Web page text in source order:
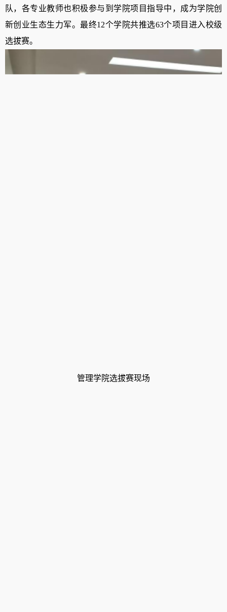
队，各专业教师也积极参与到学院项目指导中，成为学院创
新创业生态生力军。最终12个学院共推选63个项目进入校级
选拔赛。
管理学院选拔赛现场